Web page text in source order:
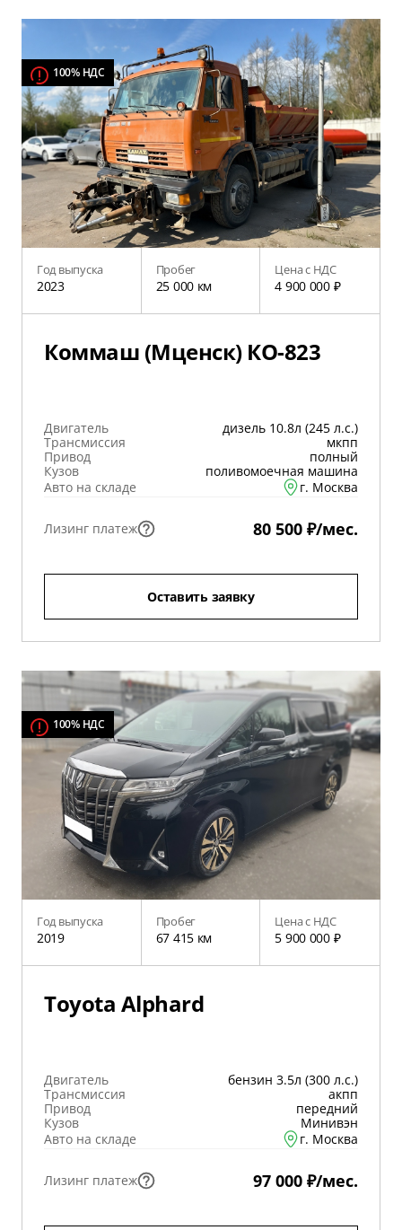
100% НДС
Год выпуска
2023
Пробег
25 000 км
Цена с НДС
4 900 000 ₽
Коммаш (Мценск) КО-823
Двигатель
дизель 10.8л (245 л.с.)
Трансмиссия
мкпп
Привод
полный
Кузов
поливомоечная машина
Авто на складе
г. Москва
Лизинг платеж 80 500 ₽/мес.
Оставить заявку
100% НДС
Год выпуска
2019
Пробег
67 415 км
Цена с НДС
5 900 000 ₽
Toyota Alphard
Двигатель
бензин 3.5л (300 л.с.)
Трансмиссия
акпп
Привод
передний
Кузов
Минивэн
Авто на складе
г. Москва
Лизинг платеж 97 000 ₽/мес.